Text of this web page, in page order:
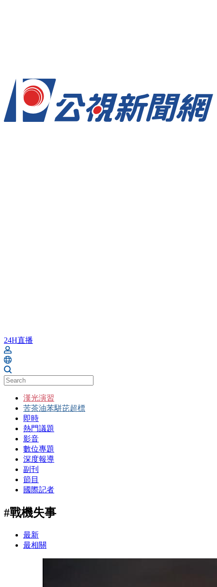
24H直播
漢光演習
苦茶油苯駢芘超標
即時
熱門議題
影音
數位專題
深度報導
副刊
節目
國際記者
#戰機失事
最新
最相關